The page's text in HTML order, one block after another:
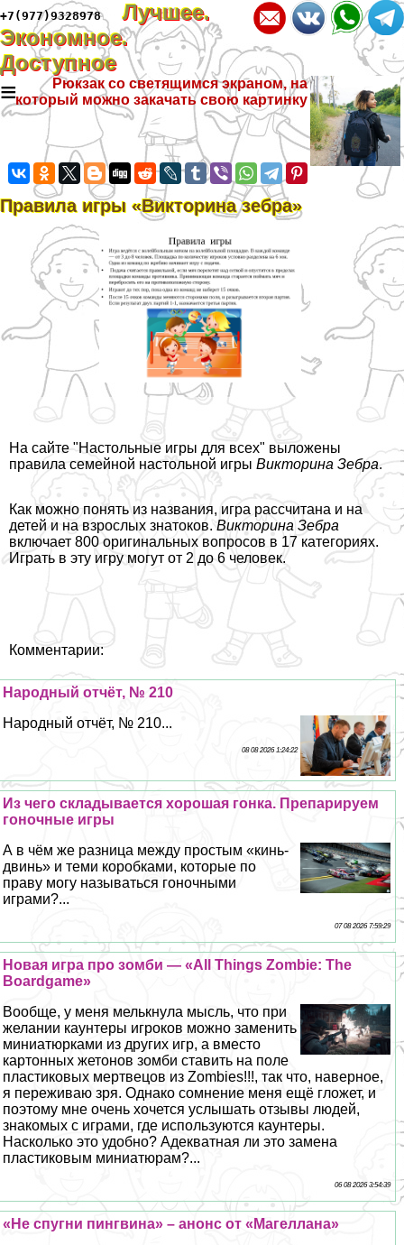
+7(977)9328978
Лучшее.
Экономное.
Доступное
≡
Рюкзак со светящимся экраном, на
который можно закачать свою картинку
Правила игры «Викторина зебра»
На сайте "Настольные игры для всех" выложены
правила семейной настольной игры Викторина Зебра.
Как можно понять из названия, игра рассчитана и на
детей и на взрослых знатоков.Викторина Зебра
включает 800 оригинальных вопросов в 17 категориях.
Играть в эту игру могут от 2 до 6 человек.
Комментарии:
Народный отчёт, № 210
Народный отчёт, № 210...
08 08 2026 1:24:22
Из чего складывается хорошая гонка. Препарируем
гоночные игры
А в чём же разница между простым «кинь-
двинь» и теми коробками, которые по
праву могу называться гоночными
играми?...
07 08 2026 7:59:29
Новая игра про зомби — «All Things Zombie: The
Boardgame»
Вообще, у меня мелькнула мысль, что при
желании каунтеры игроков можно заменить
миниатюрками из других игр, а вместо
картонных жетонов зомби ставить на поле
пластиковых мертвецов из Zombies!!!, так что, наверное,
я переживаю зря. Однако сомнение меня ещё гложет, и
поэтому мне очень хочется услышать отзывы людей,
знакомых с играми, где используются каунтеры.
Насколько это удобно? Адекватная ли это замена
пластиковым миниатюрам?...
06 08 2026 3:54:39
«Не спугни пингвина» – анонс от «Магеллана»